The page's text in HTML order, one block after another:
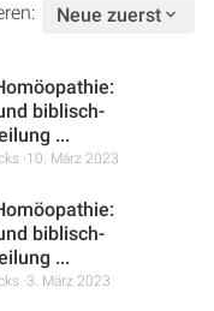
Neue zuerst
biblisch-
...
10. März 2023
biblisch-
...
3. März 2023